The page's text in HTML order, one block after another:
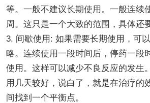
等。一般不建议长期使用。一般连续
周。这只是一个大致的范围，具体还
3. 间歇使用: 如果需要长期使用，可
略。连续使用一段时间后，停药一段
使用。这样可以减少不良反应的发生
用几天较好，说白了，就是在治疗的
间找到一个平衡点。